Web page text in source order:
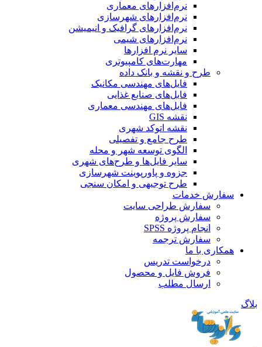
نرم‌افزارهای معماری
نرم‌افزارهای شهرسازی
نرم‌افزارهای گرافیک و انیمیشن
نرم‌افزارهای شیمی
سایر نرم افزارها
مهارت‌های کامپیوتری
طرح و نقشه و بانک داده
فایل‌های مهندسی مکانیک
فایل‌های صنایع غذایی
فایل‌های مهندسی معماری
نقشه GIS
نقشه اتوکد شهری
طرح جامع و تفصیلی
الگوی توسعه شهر و محله
سایر فایل‌ها و طرح‌های شهری
جزوه و پاورپوینت شهرسازی
طرح توجیهی و امکان سنجی
سفارش خدمات
سفارش طراحی سایت
سفارش پروژه
انجام پروژه SPSS
سفارش ترجمه
همکاری با ما
درخواست تدریس
فروش فایل و محصول
ارسال مطلب